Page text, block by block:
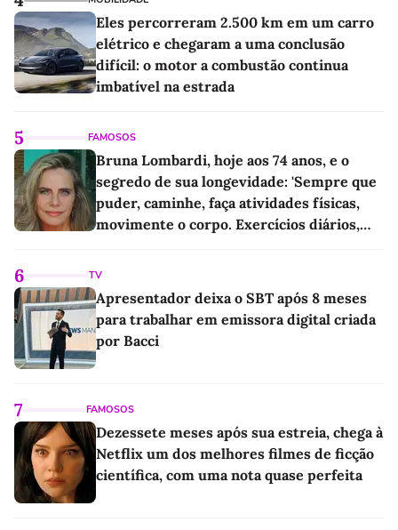
Eles percorreram 2.500 km em um carro
elétrico e chegaram a uma conclusão
difícil: o motor a combustão continua
imbatível na estrada
5 FAMOSOS
Bruna Lombardi, hoje aos 74 anos, e o
segredo de sua longevidade: 'Sempre que
puder, caminhe, faça atividades físicas,
movimente o corpo. Exercícios diários,
6 TV
Apresentador deixa o SBT após 8 meses
para trabalhar em emissora digital criada
por Bacci
7 FAMOSOS
Dezessete meses após sua estreia, chega à
Netflix um dos melhores filmes de ficção
científica, com uma nota quase perfeita